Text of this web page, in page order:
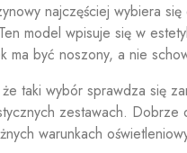
najczęściej wybiera
model wpisuje się w
ma być noszony, a nie
taki wybór sprawdza się
zestawach.
warunkach